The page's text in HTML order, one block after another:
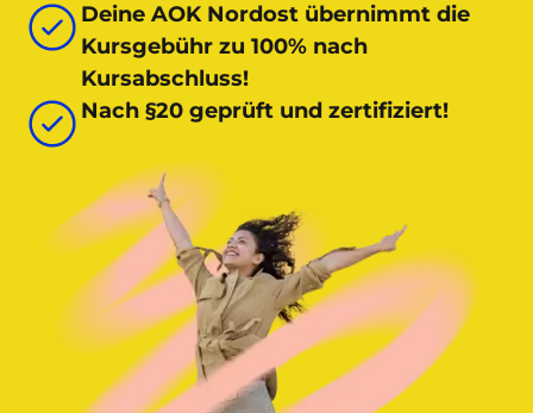
Deine AOK Nordost übernimmt die
Kursgebühr zu 100% nach
Kursabschluss!
Nach §20 geprüft und zertifiziert!